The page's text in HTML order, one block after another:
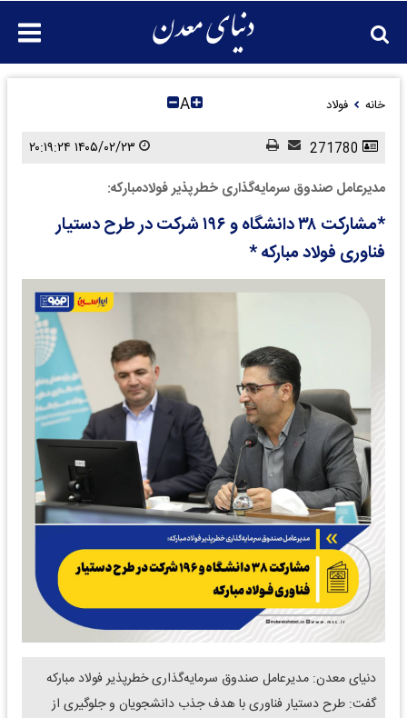
خانه فولاد A
مدیرعامل صندوق سرمایه‌گذاری خطرپذیر فولادمبارکه:
*مشارکت ۳۸ دانشگاه و ۱۹۶ شرکت در طرح دستیار
فناوری فولاد مبارکه *
دنیای معدن: مدیرعامل صندوق سرمایه‌گذاری خطرپذیر فولاد مبارکه
گفت: طرح دستیار فناوری با هدف جذب دانشجویان و جلوگیری از